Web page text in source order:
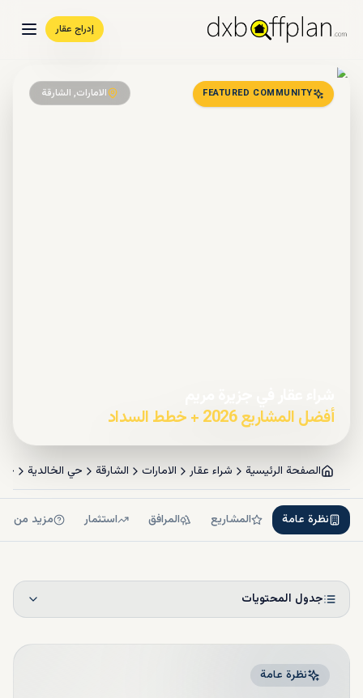
إدراج عقار
FEATURED COMMUNITY الامارات, الشارقة
أفضل المشاريع 2026 + خطط السداد
الصفحة الرئيسية شراء عقار الامارات الشارقة حي الخالدية
نظرة عامة المشاريع المرافق استثمار مزيد من
جدول المحتويات
نظرة عامة